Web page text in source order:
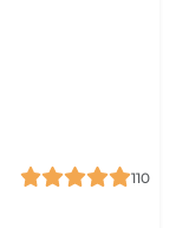
110